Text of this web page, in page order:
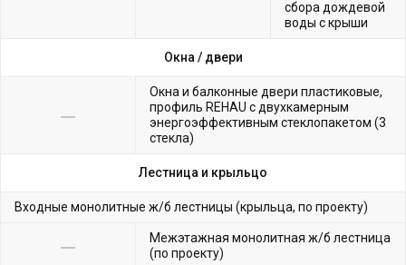
сбора дождевой
воды с крыши
Окна / двери
Окна и балконные двери пластиковые,
профиль REHAU с двухкамерным
энергоэффективным стеклопакетом (3
стекла)
Лестница и крыльцо
Входные монолитные ж/б лестницы (крыльца, по проекту)
Межэтажная монолитная ж/б лестница
(по проекту)